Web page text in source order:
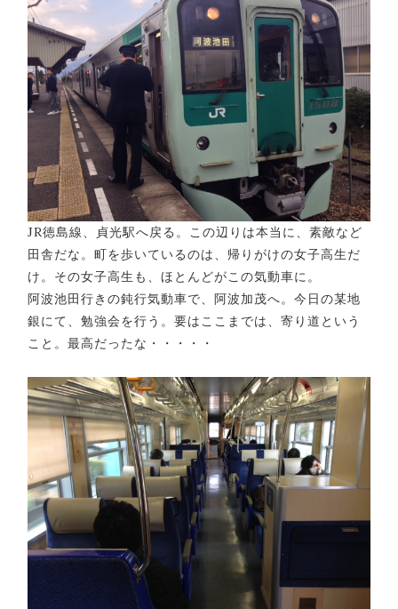
JR徳島線、貞光駅へ戻る。この辺りは本当に、素敵など
田舎だな。町を歩いているのは、帰りがけの女子高生だ
け。その女子高生も、ほとんどがこの気動車に。
阿波池田行きの鈍行気動車で、阿波加茂へ。今日の某地
銀にて、勉強会を行う。要はここまでは、寄り道という
こと。最高だったな・・・・・